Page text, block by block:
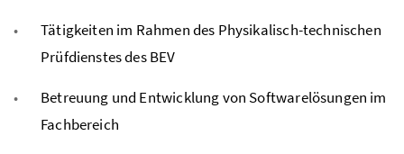
Tätigkeiten im Rahmen des Physikalisch-technischen
Prüfdienstes des BEV
Betreuung und Entwicklung von Softwarelösungen im
Fachbereich